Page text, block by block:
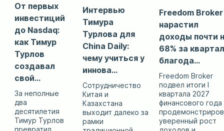
От первых
инвестиций
до Nasdaq:
как Тимур
Турлов
создавал
свой...
За неполные
два
десятилетия
Тимур Турлов
превратил
Интервью
Тимура
Турлова для
China Daily:
чему учиться у
иннова...
Сотрудничество
Китая и
Казахстана
выходит далеко за
рамки
Freedom Broker
нарастил
доходы почти
68% за квартал
благода...
Freedom Broker
подвел итоги I
квартала 2027
финансового года
уверенный рост